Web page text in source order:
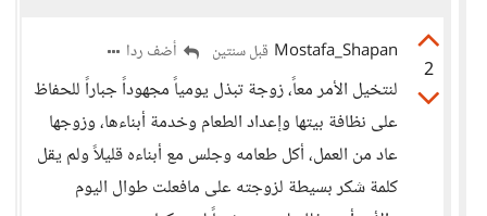
2
Mostafa_Shapan قبل سنتين أضف ردا
لنتخيل الأمر معاً، زوجة تبذل يومياً مجهوداً جباراً للحفاظ
على نظافة بيتها وإعداد الطعام وخدمة أبناءها، وزوجها
عاد من العمل، أكل طعامه وجلس مع أبناءه قليلاً ولم يقل
كلمة شكر بسيطة لزوجته على مافعلت طوال اليوم